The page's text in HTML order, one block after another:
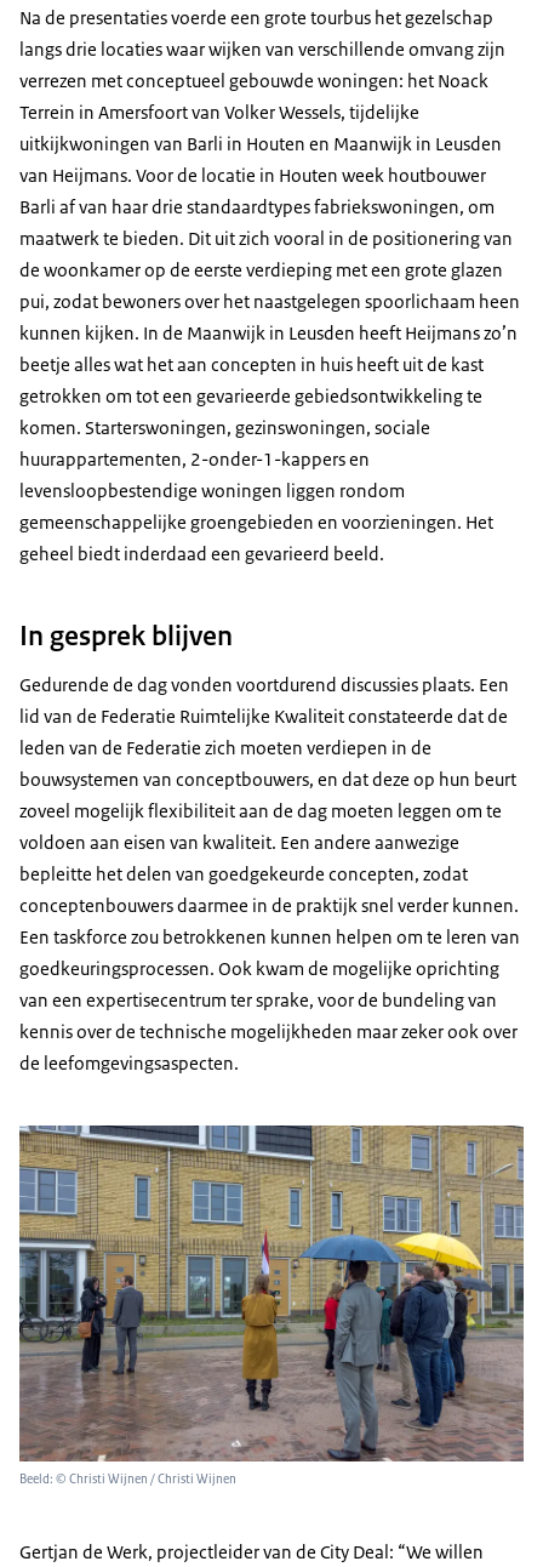
Na de presentaties voerde een grote tourbus het gezelschap
langs drie locaties waar wijken van verschillende omvang zijn
verrezen met conceptueel gebouwde woningen: het Noack
Terrein in Amersfoort van Volker Wessels, tijdelijke
uitkijkwoningen van Barli in Houten en Maanwijk in Leusden
van Heijmans. Voor de locatie in Houten week houtbouwer
Barli af van haar drie standaardtypes fabriekswoningen, om
maatwerk te bieden. Dit uit zich vooral in de positionering van
de woonkamer op de eerste verdieping met een grote glazen
pui, zodat bewoners over het naastgelegen spoorlichaam heen
kunnen kijken. In de Maanwijk in Leusden heeft Heijmans zo’n
beetje alles wat het aan concepten in huis heeft uit de kast
getrokken om tot een gevarieerde gebiedsontwikkeling te
komen. Starterswoningen, gezinswoningen, sociale
huurappartementen, 2-onder-1-kappers en
levensloopbestendige woningen liggen rondom
gemeenschappelijke groengebieden en voorzieningen. Het
geheel biedt inderdaad een gevarieerd beeld.
In gesprek blijven
Gedurende de dag vonden voortdurend discussies plaats. Een
lid van de Federatie Ruimtelijke Kwaliteit constateerde dat de
leden van de Federatie zich moeten verdiepen in de
bouwsystemen van conceptbouwers, en dat deze op hun beurt
zoveel mogelijk flexibiliteit aan de dag moeten leggen om te
voldoen aan eisen van kwaliteit. Een andere aanwezige
bepleitte het delen van goedgekeurde concepten, zodat
conceptenbouwers daarmee in de praktijk snel verder kunnen.
Een taskforce zou betrokkenen kunnen helpen om te leren van
goedkeuringsprocessen. Ook kwam de mogelijke oprichting
van een expertisecentrum ter sprake, voor de bundeling van
kennis over de technische mogelijkheden maar zeker ook over
de leefomgevingsaspecten.
Beeld: © Christi Wijnen / Christi Wijnen
Gertjan de Werk, projectleider van de City Deal: “We willen